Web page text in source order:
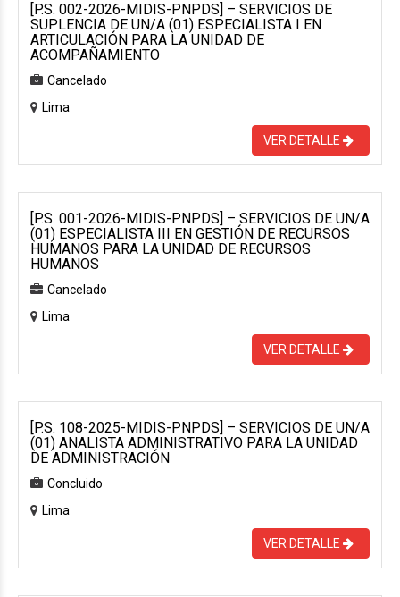
[P.S. 002-2026-MIDIS-PNPDS] – SERVICIOS DE
SUPLENCIA DE UN/A (01) ESPECIALISTA I EN
ARTICULACIÓN PARA LA UNIDAD DE
ACOMPAÑAMIENTO
Cancelado
Lima
VER DETALLE
[P.S. 001-2026-MIDIS-PNPDS] – SERVICIOS DE UN/A
(01) ESPECIALISTA III EN GESTIÓN DE RECURSOS
HUMANOS PARA LA UNIDAD DE RECURSOS
HUMANOS
Cancelado
Lima
VER DETALLE
[P.S. 108-2025-MIDIS-PNPDS] – SERVICIOS DE UN/A
(01) ANALISTA ADMINISTRATIVO PARA LA UNIDAD
DE ADMINISTRACIÓN
Concluido
Lima
VER DETALLE